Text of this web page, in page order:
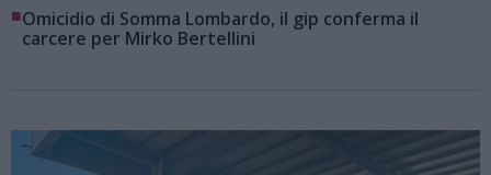
■Omicidio di Somma Lombardo, il gip conferma il
carcere per Mirko Bertellini